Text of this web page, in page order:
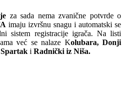
za sada nema zvanične potvrde o
imaju izvršnu snagu i automatski se
sistem registracije igrača. Na listi
već se nalaze Kolubara, Donji
i Radnički iz Niša.